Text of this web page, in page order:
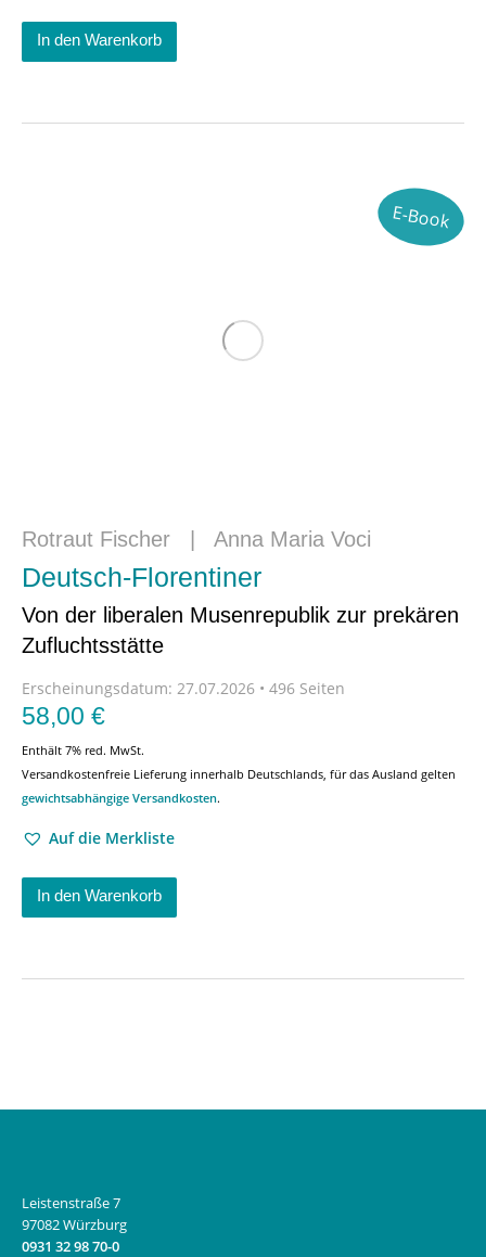
In den Warenkorb
E-Book
Rotraut Fischer Anna Maria Voci
Deutsch-Florentiner
Von der liberalen Musenrepublik zur prekären
Zufluchtsstätte
Erscheinungsdatum: 27.07.2026 • 496 Seiten
58,00 €
Enthält 7% red. MwSt.
Versandkostenfreie Lieferung innerhalb Deutschlands, für das Ausland gelten
gewichtsabhängige Versandkosten.
Auf die Merkliste
In den Warenkorb
Leistenstraße 7
97082 Würzburg
0931 32 98 70-0